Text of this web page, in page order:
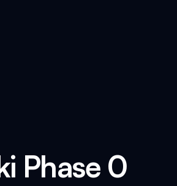
Phase 0